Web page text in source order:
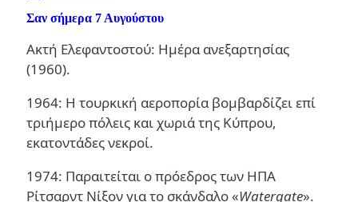
Σαν σήμερα 7 Αυγούστου
Ακτή Ελεφαντοστού: Ημέρα ανεξαρτησίας
(1960).
1964: Η τουρκική αεροπορία βομβαρδίζει επί
τριήμερο πόλεις και χωριά της Κύπρου,
εκατοντάδες νεκροί.
1974: Παραιτείται ο πρόεδρος των ΗΠΑ
Ρίτσαρντ Νίξον για το σκάνδαλο «Watergate».